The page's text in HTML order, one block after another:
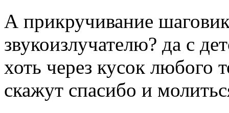
А прикручивание
звукоизлучателю? да с
хоть через кусок любого
скажут спасибо и